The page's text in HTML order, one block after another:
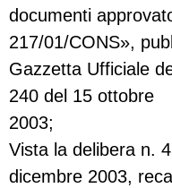
documenti
217/01/CONS»,
Gazzetta Ufficiale
240 del 15 ottobre
2003;
Vista la delibera n.
dicembre 2003,